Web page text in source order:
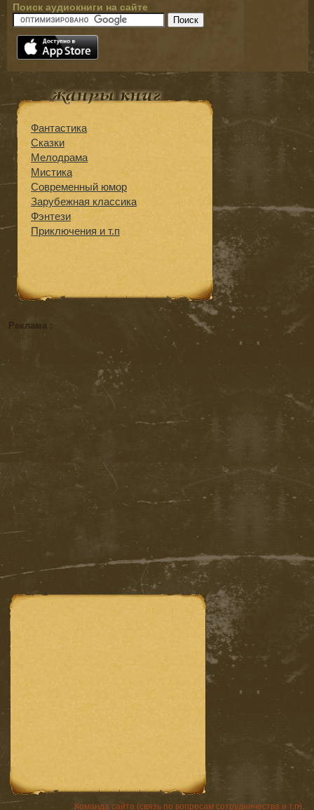
Поиск аудиокниги на сайте
Фантастика
Сказки
Мелодрама
Мистика
Современный юмор
Зарубежная классика
Фэнтези
Приключения и т.п
Реклама :
Команда сайта (связь по вопросам сотрудничества и т.п).